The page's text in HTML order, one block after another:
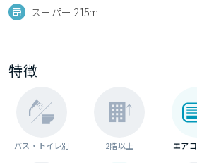
スーパー 215m
特徴
バス・トイレ別 2階以上 エア